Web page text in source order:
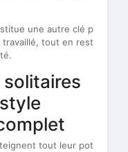
une autre clé p
travaillé, tout en rest
tout leur pot